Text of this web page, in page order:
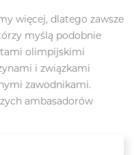
więcej, dlatego zawsze
myślą podobnie
olimpijskimi
i związkami
zawodnikami.
ambasadorów